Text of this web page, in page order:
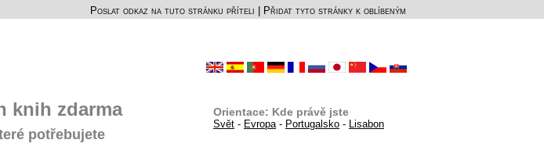
Poslat odkaz na tuto stránku příteli Přidat tyto stránky k oblíbeným
knih zdarma
potřebujete
Orientace: Kde právě jste
Svět - Evropa- Portugalsko - Lisabon